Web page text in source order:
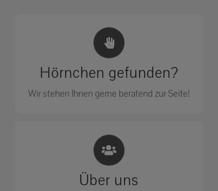
Hörnchen gefunden?
Wir stehen Ihnen gerne beratend zur Seite!
Erste Hilfe Maßnahmen
Ihr Anruf kann Leben retten!
Über uns
Eichhörnchen Schutz e.V.
Wir sehen nicht weg, wir retten!